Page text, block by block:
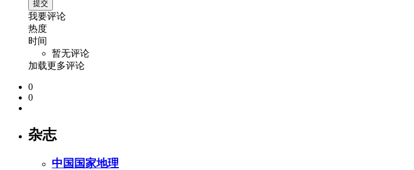
我要评论
热度
时间
暂无评论
加载更多评论
0
0
杂志
中国国家地理